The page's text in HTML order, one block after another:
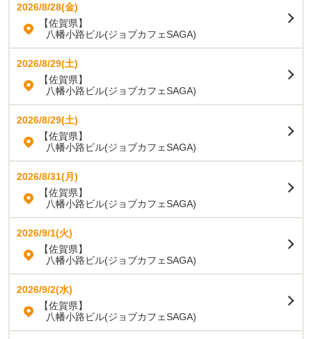
2026/8/28(金)
【佐賀県】
八幡小路ビル(ジョブカフェSAGA)
2026/8/29(土)
【佐賀県】
八幡小路ビル(ジョブカフェSAGA)
2026/8/29(土)
【佐賀県】
八幡小路ビル(ジョブカフェSAGA)
2026/8/31(月)
【佐賀県】
八幡小路ビル(ジョブカフェSAGA)
2026/9/1(火)
【佐賀県】
八幡小路ビル(ジョブカフェSAGA)
2026/9/2(水)
【佐賀県】
八幡小路ビル(ジョブカフェSAGA)